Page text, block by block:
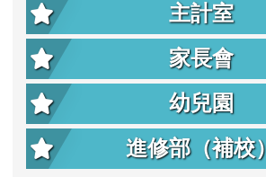
主計室
家長會
幼兒園
進修部（補校）